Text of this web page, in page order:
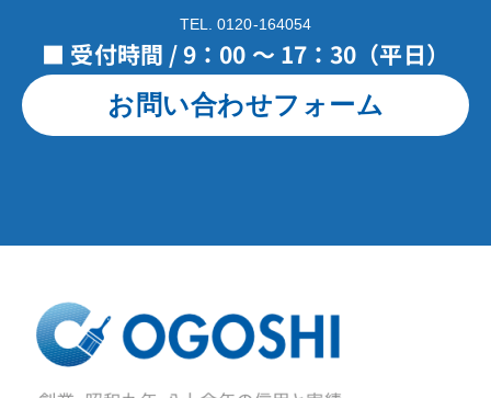
TEL. 0120-164054
■ 受付時間 / 9：00 ～ 17：30（平日）
お問い合わせフォーム